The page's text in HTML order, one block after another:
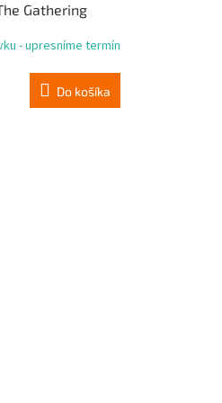
Gathering
- upresníme termín
Do košíka